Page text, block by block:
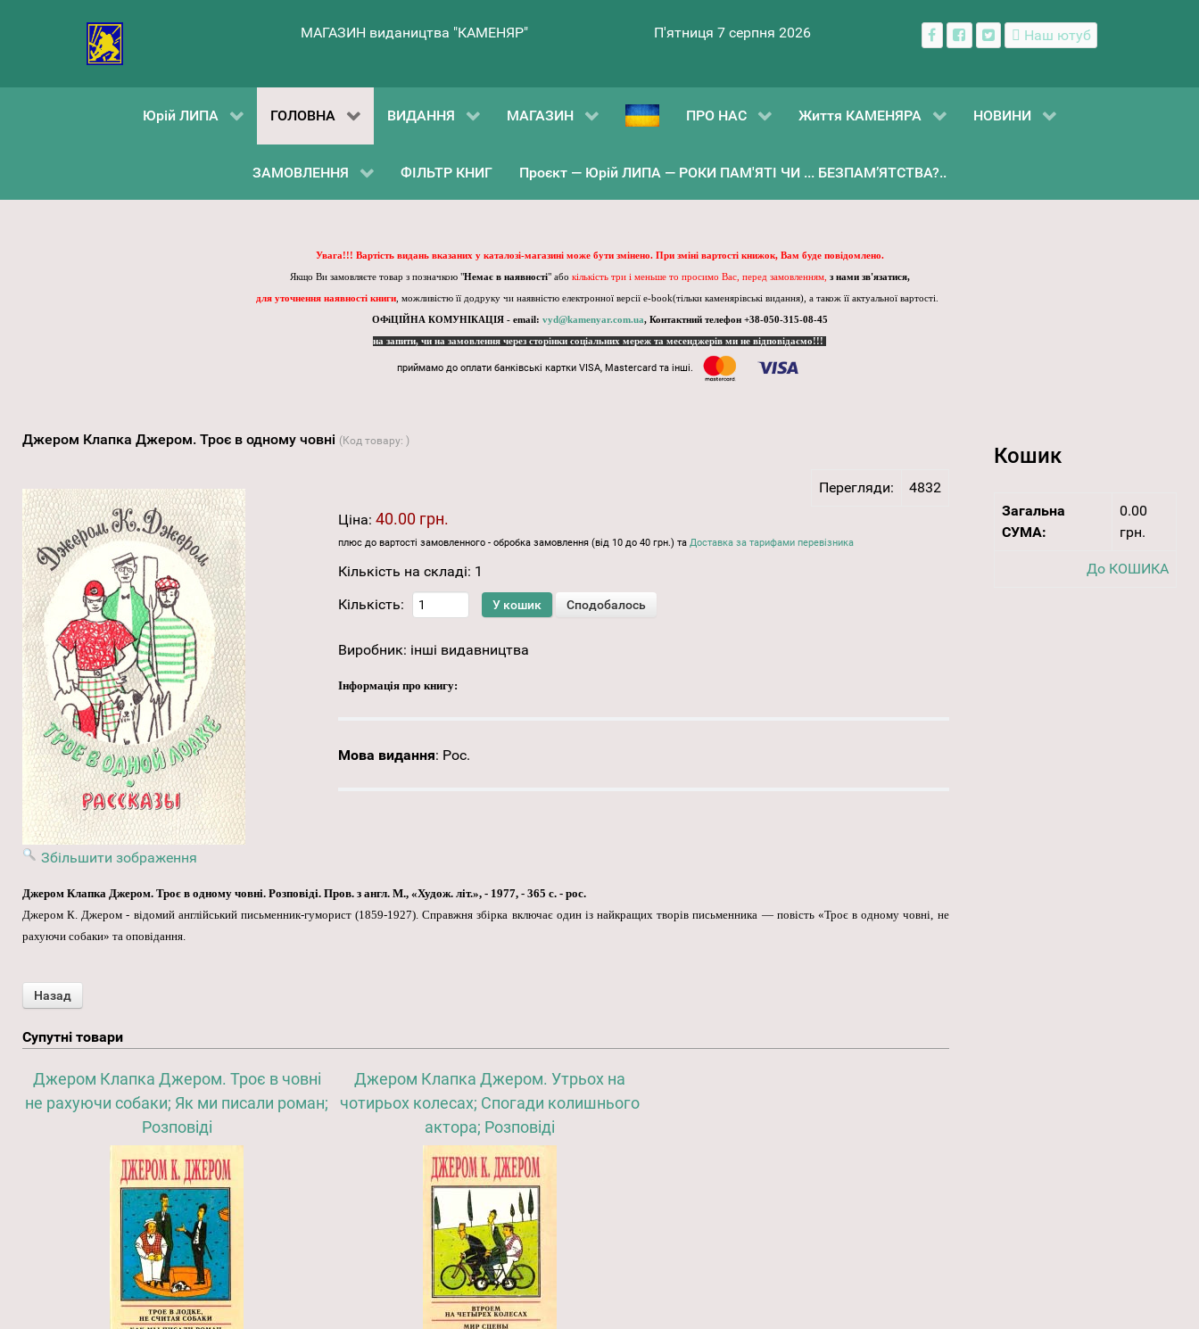
МАГАЗИН видаництва "КАМЕНЯР" П'ятниця 7 серпня 2026 Наш ютуб
Юрій ЛИПА ГОЛОВНА ВИДАННЯ МАГАЗИН ПРО НАС Життя КАМЕНЯРА НОВИНИ
ЗАМОВЛЕННЯ ФІЛЬТР КНИГ Проєкт — Юрій ЛИПА — РОКИ ПАМ'ЯТІ ЧИ ... БЕЗПАМ’ЯТСТВА?..
Увага!!! Вартість видань вказаних у каталозі-магазині може бути змінено. При зміні вартості книжок, Вам буде повідомлено.
Якщо Ви замовляєте товар з позначкою "Немає в наявності" або кількість три і меньше то просимо Вас, перед замовленням, з нами зв'язатися,
для уточнення наявності книги, можливістю її додруку чи наявністю електронної версії e-book(тільки каменярівські видання), а також її актуальної вартості.
ОФіЦІЙНА КОМУНІКАЦІЯ - email: vyd@kamenyar.com.ua, Контактний телефон +38-050-315-08-45
на запити, чи на замовлення через сторінки соціальних мереж та месенджерів ми не відповідаємо!!!
приймамо до оплати банківські картки VISA, Mastercard та інші.
Джером Клапка Джером. Троє в одному човні (Код товару: )
Перегляди: 4832
Збільшити зображення
Ціна: 40.00 грн.
плюс до вартості замовленного - обробка замовлення (від 10 до 40 грн.) та Доставка за тарифами перевізника
Кількість на складі: 1
Кількість:
Виробник: інші видавництва
Інформація про книгу:
Мова видання: Рос.
Джером Клапка Джером. Троє в одному човні. Розповіді. Пров. з англ. М., «Худож. літ.», - 1977, - 365 с. - рос.
Джером К. Джером - відомий англійський письменник-гуморист (1859-1927). Справжня збірка включає один із найкращих творів письменника — повість «Троє в одному човні, не
рахуючи собаки» та оповідання.
Супутні товари
Джером Клапка Джером. Троє в човні
не рахуючи собаки; Як ми писали роман;
Розповіді
Джером Клапка Джером. Утрьох на
чотирьох колесах; Спогади колишнього
актора; Розповіді
Кошик
Загальна
СУМА:
0.00
грн.
До КОШИКА